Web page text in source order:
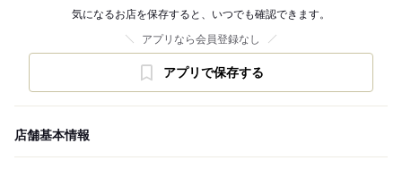
気になるお店を保存すると、いつでも確認できます。
アプリなら会員登録なし
アプリで保存する
店舗基本情報